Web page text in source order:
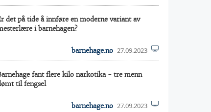
det på tide å innføre en moderne variant av
i barnehagen?
barnehage.no 27.09.2023
fant flere kilo narkotika - tre menn
til fengsel
barnehage.no 27.09.2023